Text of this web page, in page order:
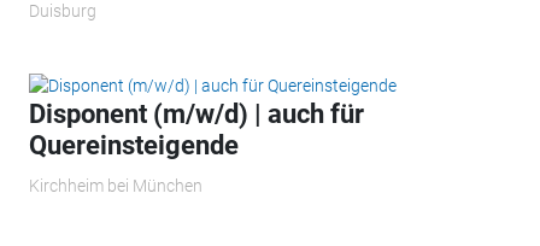
Duisburg
Disponent (m/w/d) | auch für
Quereinsteigende
Kirchheim bei München